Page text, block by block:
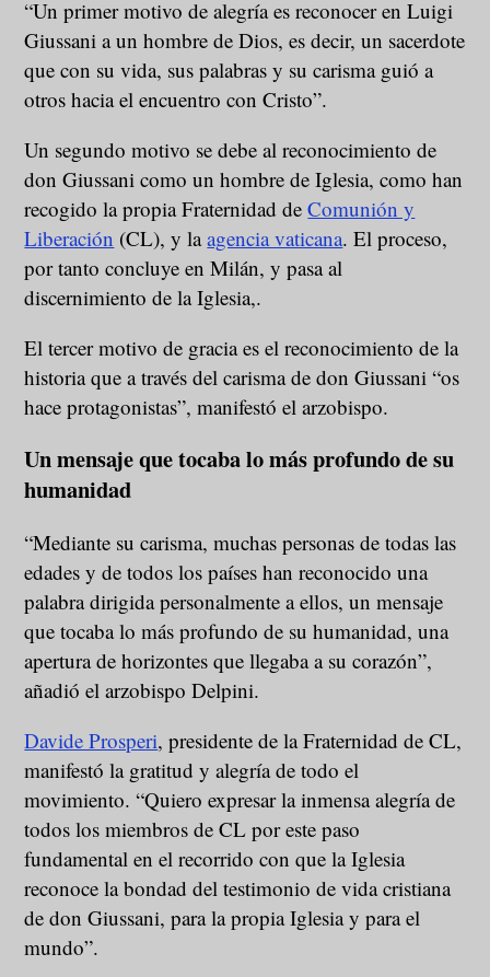
“Un primer motivo de alegría es reconocer en Luigi
Giussani a un hombre de Dios, es decir, un sacerdote
que con su vida, sus palabras y su carisma guió a
otros hacia el encuentro con Cristo”.
Un segundo motivo se debe al reconocimiento de
don Giussani como un hombre de Iglesia, como han
recogido la propia Fraternidad deComunión y
Liberación (CL), y laagencia vaticana. El proceso,
por tanto concluye en Milán, y pasa al
discernimiento de la Iglesia,.
El tercer motivo de gracia es el reconocimiento de la
historia que a través del carisma de don Giussani “os
hace protagonistas”, manifestó el arzobispo.
Un mensaje que tocaba lo más profundo de su
humanidad
“Mediante su carisma, muchas personas de todas las
edades y de todos los países han reconocido una
palabra dirigida personalmente a ellos, un mensaje
que tocaba lo más profundo de su humanidad, una
apertura de horizontes que llegaba a su corazón”,
añadió el arzobispo Delpini.
Davide Prosperi, presidente de la Fraternidad de CL,
manifestó la gratitud y alegría de todo el
movimiento. “Quiero expresar la inmensa alegría de
todos los miembros de CL por este paso
fundamental en el recorrido con que la Iglesia
reconoce la bondad del testimonio de vida cristiana
de don Giussani, para la propia Iglesia y para el
mundo”.